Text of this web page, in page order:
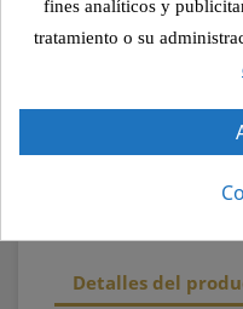
Pago seguro
100% calidad
Detalles del
fines analíticos y
tratamiento o su